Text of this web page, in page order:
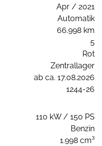
Apr / 2021
Automatik
66.998 km
5
Rot
Zentrallager
ab ca. 17.08.2026
1244-26
110 kW / 150 PS
Benzin
1.998 cm³